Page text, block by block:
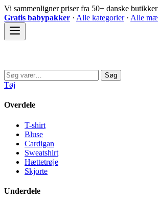
Spring
til
indhold
Vi sammenligner priser fra 50+ danske
Gratis babypakker · Alle kategorier· Alle
Søg
efter:
Søg
Tøj
Overdele
T-shirt
Bluse
Cardigan
Sweatshirt
Hættetrøje
Skjorte
Underdele